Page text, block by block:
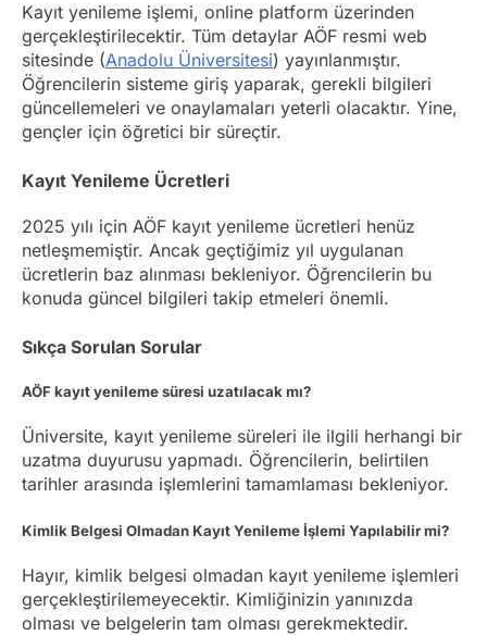
Kayıt yenileme işlemi, online platform üzerinden
gerçekleştirilecektir. Tüm detaylar AÖF resmi web
sitesinde (Anadolu Üniversitesi) yayınlanmıştır.
Öğrencilerin sisteme giriş yaparak, gerekli bilgileri
güncellemeleri ve onaylamaları yeterli olacaktır. Yine,
gençler için öğretici bir süreçtir.
Kayıt Yenileme Ücretleri
2025 yılı için AÖF kayıt yenileme ücretleri henüz
netleşmemiştir. Ancak geçtiğimiz yıl uygulanan
ücretlerin baz alınması bekleniyor. Öğrencilerin bu
konuda güncel bilgileri takip etmeleri önemli.
Sıkça Sorulan Sorular
AÖF kayıt yenileme süresi uzatılacak mı?
Üniversite, kayıt yenileme süreleri ile ilgili herhangi bir
uzatma duyurusu yapmadı. Öğrencilerin, belirtilen
tarihler arasında işlemlerini tamamlaması bekleniyor.
Kimlik Belgesi Olmadan Kayıt Yenileme İşlemi Yapılabilir mi?
Hayır, kimlik belgesi olmadan kayıt yenileme işlemleri
gerçekleştirilemeyecektir. Kimliğinizin yanınızda
olması ve belgelerin tam olması gerekmektedir.